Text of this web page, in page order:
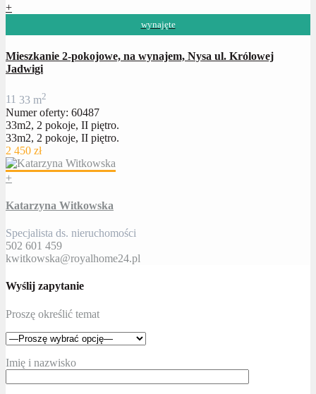
+
wynajęte
Mieszkanie 2-pokojowe, na wynajem, Nysa ul. Królowej
Jadwigi
11 33 m2
Numer oferty: 60487
33m2, 2 pokoje, II piętro.
33m2, 2 pokoje, II piętro.
2 450 zł
+
Katarzyna Witkowska
Specjalista ds. nieruchomości
502 601 459
kwitkowska@royalhome24.pl
Wyślij zapytanie
Proszę określić temat
Imię i nazwisko